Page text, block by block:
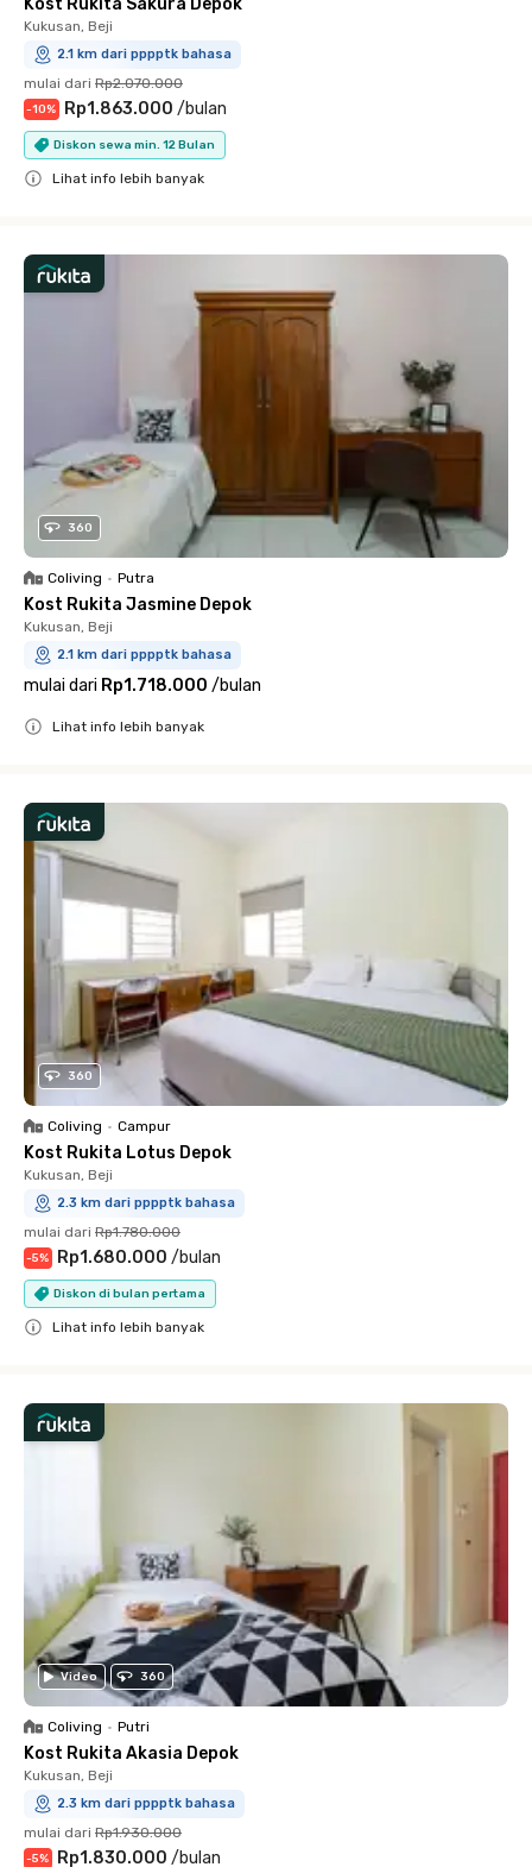
Kost Rukita Sakura Depok
Kukusan, Beji
2.1 km dari pppptk bahasa
mulai dari Rp2.070.000
-10% Rp1.863.000 /bulan
Diskon sewa min. 12 Bulan
Lihat info lebih banyak
360
Coliving • Putra
Kost Rukita Jasmine Depok
Kukusan, Beji
2.1 km dari pppptk bahasa
mulai dari Rp1.718.000 /bulan
Lihat info lebih banyak
360
Coliving • Campur
Kost Rukita Lotus Depok
Kukusan, Beji
2.3 km dari pppptk bahasa
mulai dari Rp1.780.000
-5% Rp1.680.000 /bulan
Diskon di bulan pertama
Lihat info lebih banyak
Video 360
Coliving • Putri
Kost Rukita Akasia Depok
Kukusan, Beji
2.3 km dari pppptk bahasa
mulai dari Rp1.930.000
-5% Rp1.830.000 /bulan